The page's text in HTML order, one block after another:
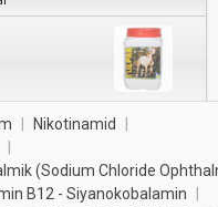
m
Nikotinamid
(Sodium Chloride
B12 - Siyanokobalamin